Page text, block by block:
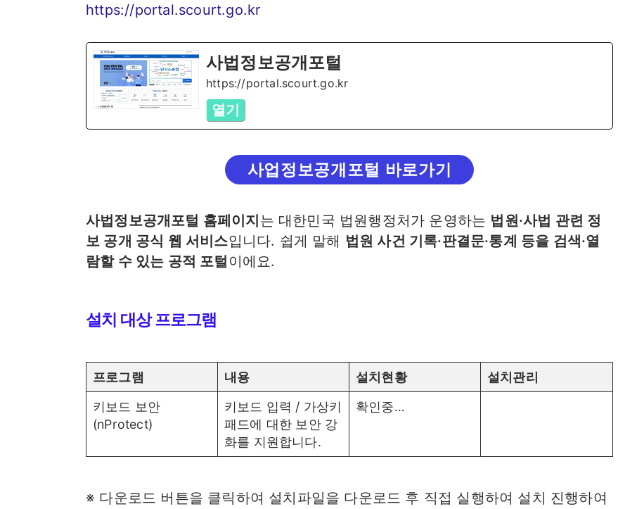
https://portal.scourt.go.kr
사법정보공개포털
https://portal.scourt.go.kr
열기
사업정보공개포털 바로가기
사법정보공개포털 홈페이지는 대한민국 법원행정처가 운영하는 법원·사법 관련 정
보 공개 공식 웹 서비스입니다. 쉽게 말해 법원 사건 기록·판결문·통계 등을 검색·열
람할 수 있는 공적 포털 이에요.
설치 대상 프로그램
프로그램 내용 설치현황
설치관리
키보드 보안
(nProtect)
키보드 입력 / 가상키
패드에 대한 보안 강
화를 지원합니다.
확인중…
※ 다운로드 버튼을 클릭하여 설치파일을 다운로드 후 직접 실행하여 설치 진행하여